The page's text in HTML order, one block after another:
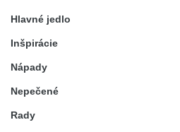
Hlavné jedlo
Inšpirácie
Nápady
Nepečené
Rady